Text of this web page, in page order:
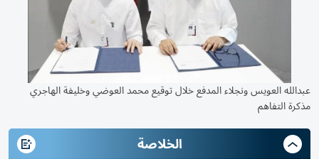
عبدالله العويس ونجلاء المدفع خلال توقيع محمد العوضي وخليفة الهاجري
مذكرة التفاهم
الخلاصة